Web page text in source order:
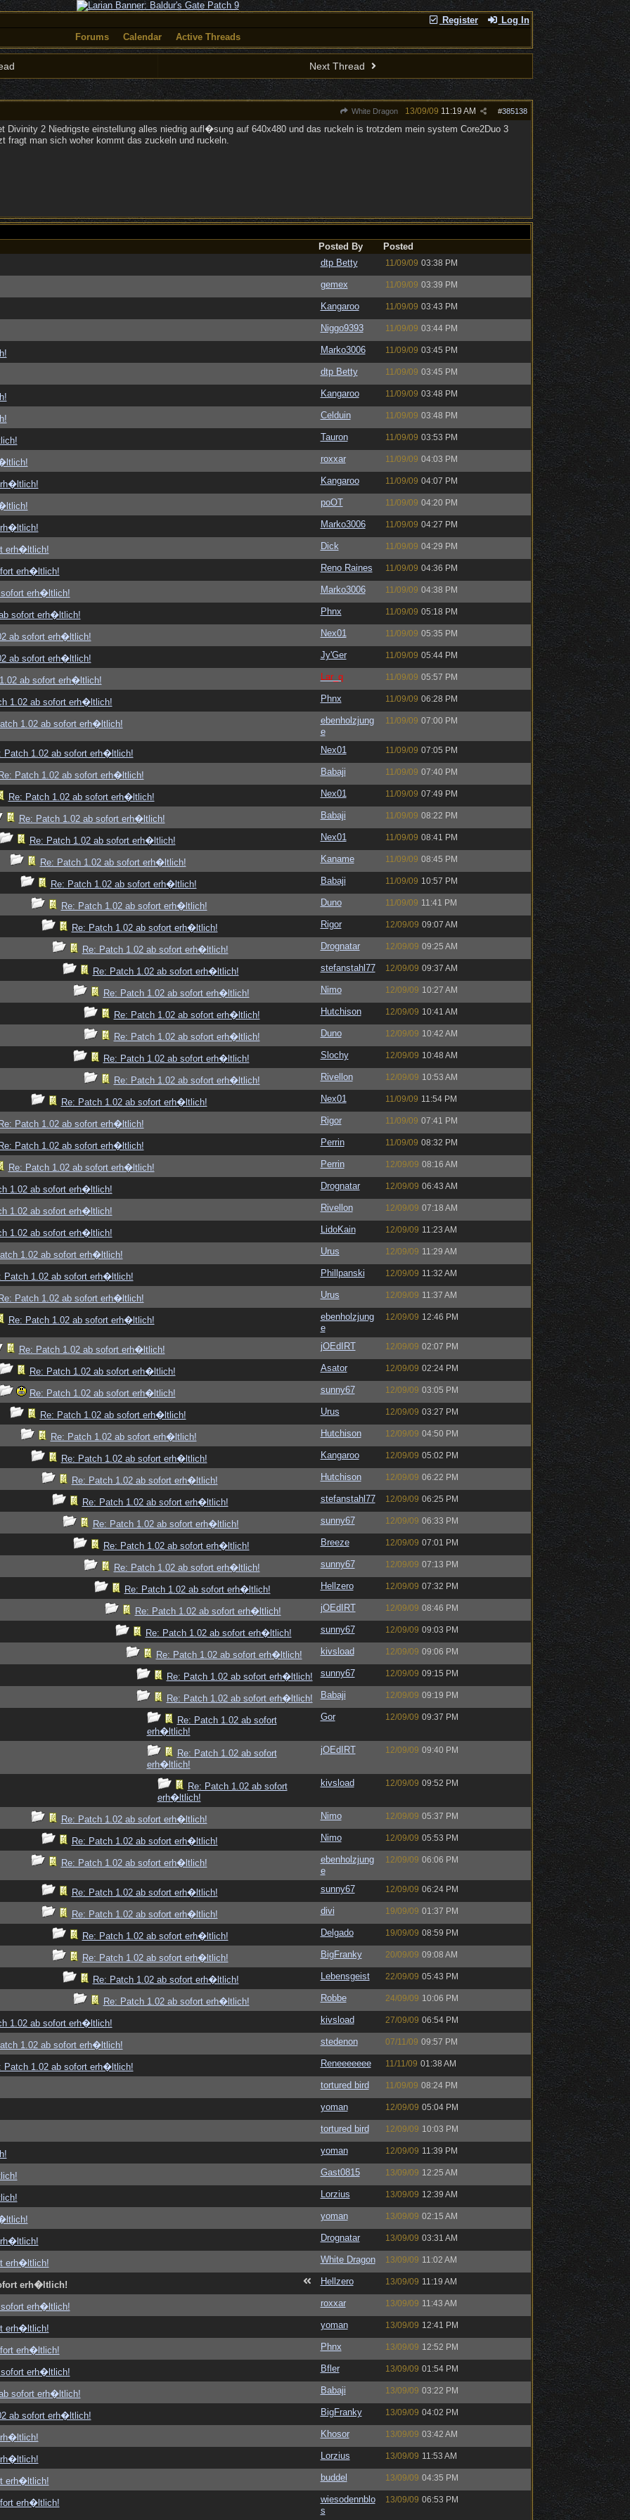
Register
Log In
Forums
Calendar Active Threads
Next Thread
White Dragon #385138
13/09/09 11:19 AM
Divinity 2 Niedrigste einstellung alles niedrig aufl�sung auf 640x480 und das ruckeln is trotzdem mein system Core2Duo 3
fragt man sich woher kommt das zuckeln und ruckeln.
Posted By
Posted
dtp Betty
11/09/09 03:38 PM
gemex 11/09/09 03:39 PM
Kangaroo 11/09/09 03:43 PM
Niggo9393 11/09/09 03:44 PM
Marko3006 11/09/09 03:45 PM
dtp Betty 11/09/09 03:45 PM
Kangaroo 11/09/09 03:48 PM
Celduin 11/09/09 03:48 PM
Tauron 11/09/09 03:53 PM
roxxar 11/09/09 04:03 PM
Kangaroo 11/09/09 04:07 PM
poOT 11/09/09 04:20 PM
Marko3006 11/09/09 04:27 PM
erh�ltlich! Dick 11/09/09 04:29 PM
erh�ltlich! Reno Raines 11/09/09 04:36 PM
erh�ltlich! Marko3006 11/09/09 04:38 PM
sofort erh�ltlich! Phnx 11/09/09 05:18 PM
ab sofort erh�ltlich! Nex01 11/09/09 05:35 PM
ab sofort erh�ltlich! Jy'Ger 11/09/09 05:44 PM
ab sofort erh�ltlich! Lar_q 11/09/09 05:57 PM
1.02 ab sofort erh�ltlich! Phnx 11/09/09 06:28 PM
1.02 ab sofort erh�ltlich!
ebenholzjung
e
11/09/09 07:00 PM
Patch 1.02 ab sofort erh�ltlich! Nex01 11/09/09 07:05 PM
Patch 1.02 ab sofort erh�ltlich! Babaji 11/09/09 07:40 PM
Re: Patch 1.02 ab sofort erh�ltlich! Nex01 11/09/09 07:49 PM
Re: Patch 1.02 ab sofort erh�ltlich! Babaji 11/09/09 08:22 PM
Re: Patch 1.02 ab sofort erh�ltlich! Nex01 11/09/09 08:41 PM
Re: Patch 1.02 ab sofort erh�ltlich! Kaname 11/09/09 08:45 PM
Re: Patch 1.02 ab sofort erh�ltlich! Babaji 11/09/09 10:57 PM
Re: Patch 1.02 ab sofort erh�ltlich! Duno 11/09/09 11:41 PM
Re: Patch 1.02 ab sofort erh�ltlich! Rigor 12/09/09 09:07 AM
Re: Patch 1.02 ab sofort erh�ltlich! Drognatar 12/09/09 09:25 AM
Re: Patch 1.02 ab sofort erh�ltlich! stefanstahl77 12/09/09 09:37 AM
Re: Patch 1.02 ab sofort erh�ltlich! Nimo 12/09/09 10:27 AM
Re: Patch 1.02 ab sofort erh�ltlich! Hutchison 12/09/09 10:41 AM
Re: Patch 1.02 ab sofort erh�ltlich! Duno 12/09/09 10:42 AM
Re: Patch 1.02 ab sofort erh�ltlich! Slochy 12/09/09 10:48 AM
Re: Patch 1.02 ab sofort erh�ltlich! Rivellon 12/09/09 10:53 AM
Re: Patch 1.02 ab sofort erh�ltlich! Nex01 11/09/09 11:54 PM
Patch 1.02 ab sofort erh�ltlich! Rigor 11/09/09 07:41 PM
Patch 1.02 ab sofort erh�ltlich! Perrin 11/09/09 08:32 PM
Re: Patch 1.02 ab sofort erh�ltlich! Perrin 12/09/09 08:16 AM
1.02 ab sofort erh�ltlich! Drognatar 12/09/09 06:43 AM
1.02 ab sofort erh�ltlich! Rivellon 12/09/09 07:18 AM
1.02 ab sofort erh�ltlich! LidoKain 12/09/09 11:23 AM
1.02 ab sofort erh�ltlich! Urus 12/09/09 11:29 AM
Patch 1.02 ab sofort erh�ltlich! Phillpanski 12/09/09 11:32 AM
Patch 1.02 ab sofort erh�ltlich! Urus 12/09/09 11:37 AM
Re: Patch 1.02 ab sofort erh�ltlich!
ebenholzjung
e
12/09/09 12:46 PM
Re: Patch 1.02 ab sofort erh�ltlich! jOEdIRT 12/09/09 02:07 PM
Re: Patch 1.02 ab sofort erh�ltlich! Asator 12/09/09 02:24 PM
Re: Patch 1.02 ab sofort erh�ltlich! sunny67 12/09/09 03:05 PM
Re: Patch 1.02 ab sofort erh�ltlich! Urus 12/09/09 03:27 PM
Re: Patch 1.02 ab sofort erh�ltlich! Hutchison 12/09/09 04:50 PM
Re: Patch 1.02 ab sofort erh�ltlich! Kangaroo 12/09/09 05:02 PM
Re: Patch 1.02 ab sofort erh�ltlich! Hutchison 12/09/09 06:22 PM
Re: Patch 1.02 ab sofort erh�ltlich! stefanstahl77 12/09/09 06:25 PM
Re: Patch 1.02 ab sofort erh�ltlich! sunny67 12/09/09 06:33 PM
Re: Patch 1.02 ab sofort erh�ltlich! Breeze 12/09/09 07:01 PM
Re: Patch 1.02 ab sofort erh�ltlich! sunny67 12/09/09 07:13 PM
Re: Patch 1.02 ab sofort erh�ltlich! Hellzero 12/09/09 07:32 PM
Re: Patch 1.02 ab sofort erh�ltlich! jOEdIRT 12/09/09 08:46 PM
Re: Patch 1.02 ab sofort erh�ltlich! sunny67 12/09/09 09:03 PM
Re: Patch 1.02 ab sofort erh�ltlich! kivsload 12/09/09 09:06 PM
Re: Patch 1.02 ab sofort erh�ltlich! sunny67 12/09/09 09:15 PM
Re: Patch 1.02 ab sofort erh�ltlich! Babaji 12/09/09 09:19 PM
Re: Patch 1.02 ab sofort
erh�ltlich!
Gor 12/09/09 09:37 PM
Re: Patch 1.02 ab sofort
erh�ltlich!
jOEdIRT 12/09/09 09:40 PM
Re: Patch 1.02 ab sofort
erh�ltlich!
kivsload 12/09/09 09:52 PM
Re: Patch 1.02 ab sofort erh�ltlich! Nimo 12/09/09 05:37 PM
Re: Patch 1.02 ab sofort erh�ltlich! Nimo 12/09/09 05:53 PM
Re: Patch 1.02 ab sofort erh�ltlich!
ebenholzjung
e
12/09/09 06:06 PM
Re: Patch 1.02 ab sofort erh�ltlich! sunny67 12/09/09 06:24 PM
Re: Patch 1.02 ab sofort erh�ltlich! divi 19/09/09 01:37 PM
Re: Patch 1.02 ab sofort erh�ltlich! Delgado 19/09/09 08:59 PM
Re: Patch 1.02 ab sofort erh�ltlich! BigFranky 20/09/09 09:08 AM
Re: Patch 1.02 ab sofort erh�ltlich! Lebensgeist 22/09/09 05:43 PM
Re: Patch 1.02 ab sofort erh�ltlich! Robbe 24/09/09 10:06 PM
1.02 ab sofort erh�ltlich! kivsload 27/09/09 06:54 PM
1.02 ab sofort erh�ltlich! stedenon 07/11/09 09:57 PM
Patch 1.02 ab sofort erh�ltlich! Reneeeeeee 11/11/09 01:38 AM
tortured bird 11/09/09 08:24 PM
yoman 12/09/09 05:04 PM
tortured bird 12/09/09 10:03 PM
yoman 12/09/09 11:39 PM
Gast0815 13/09/09 12:25 AM
Lorzius 13/09/09 12:39 AM
yoman 13/09/09 02:15 AM
Drognatar 13/09/09 03:31 AM
erh�ltlich! White Dragon 13/09/09 11:02 AM
erh�ltlich! Hellzero 13/09/09 11:19 AM
erh�ltlich! roxxar 13/09/09 11:43 AM
erh�ltlich! yoman 13/09/09 12:41 PM
erh�ltlich! Phnx 13/09/09 12:52 PM
erh�ltlich! Bfler 13/09/09 01:54 PM
sofort erh�ltlich! Babaji 13/09/09 03:22 PM
ab sofort erh�ltlich! BigFranky 13/09/09 04:02 PM
Khosor 13/09/09 03:42 AM
Lorzius 13/09/09 11:53 AM
erh�ltlich! buddel 13/09/09 04:35 PM
erh�ltlich!
wiesodennblo
s
13/09/09 06:53 PM